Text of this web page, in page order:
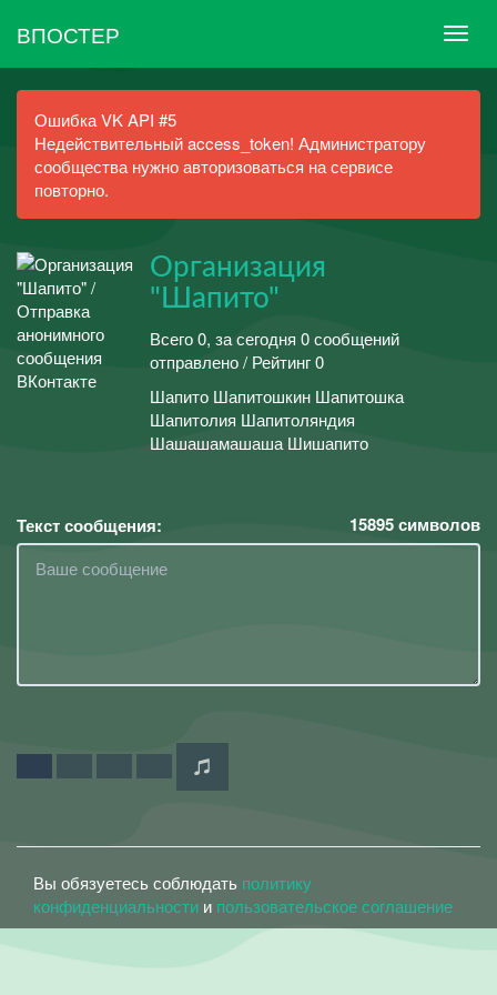
ВПОСТЕР
Ошибка VK API #5
Недействительный access_token! Администратору
сообщества нужно авторизоваться на сервисе
повторно.
Организация
"Шапито"
Всего 0, за сегодня 0 сообщений
отправлено / Рейтинг 0
Шапито Шапитошкин Шапитошка
Шапитолия Шапитоляндия
Шашашамашаша Шишапито
Текст сообщения: 15895символов
Вы обязуетесь соблюдать политику
конфиденциальности и пользовательское соглашение